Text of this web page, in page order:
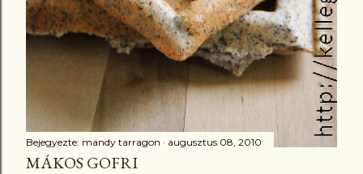
Bejegyezte: mandy tarragon augusztus 08, 2010
MÁKOS GOFRI